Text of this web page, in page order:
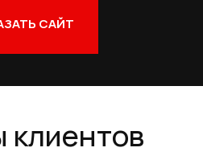
САЙТ
клиентов